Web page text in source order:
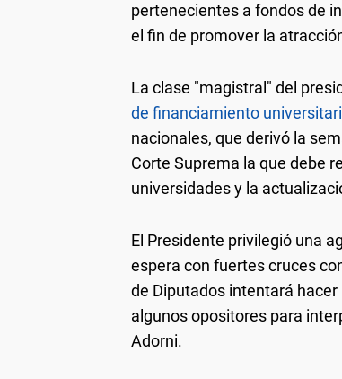
pertenecientes a fondos de
el fin de promover la
La clase "magistral" del
de financiamiento
nacionales, que derivó la
Corte Suprema la que debe
universidades y la
El Presidente privilegió una
espera con fuertes cruces
de Diputados intentará
algunos opositores para
Adorni.